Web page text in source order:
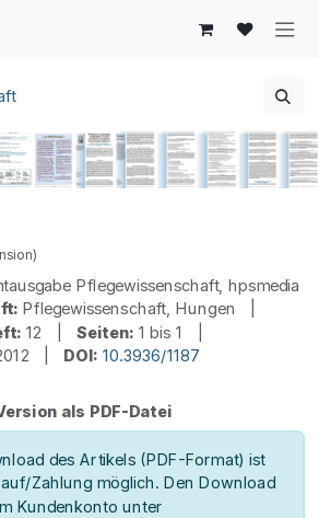
Pflegewissenschaft, hpsmedia
Pflegewissenschaft, Hungen |
12 | Seiten: 1 bis 1 |
| DOI: 10.3936/1187
als PDF-Datei
des Artikels (PDF-Format) ist
Zahlung möglich. Den Download
Kundenkonto unter